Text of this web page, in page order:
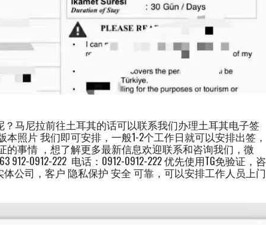
马尼拉前往土耳其的话可以联系我们办理土耳其电子签
照片 我们即可安排，一般1-2个工作日就可以安排出签，
事情 ，想了解更多最新信息欢迎联系和咨询我们，微
912-0912-222 电话：0912-0912-222 优先使用TG免验证，咨
体公司，客户 隐私保护 安全 可靠，可以安排工作人员上门